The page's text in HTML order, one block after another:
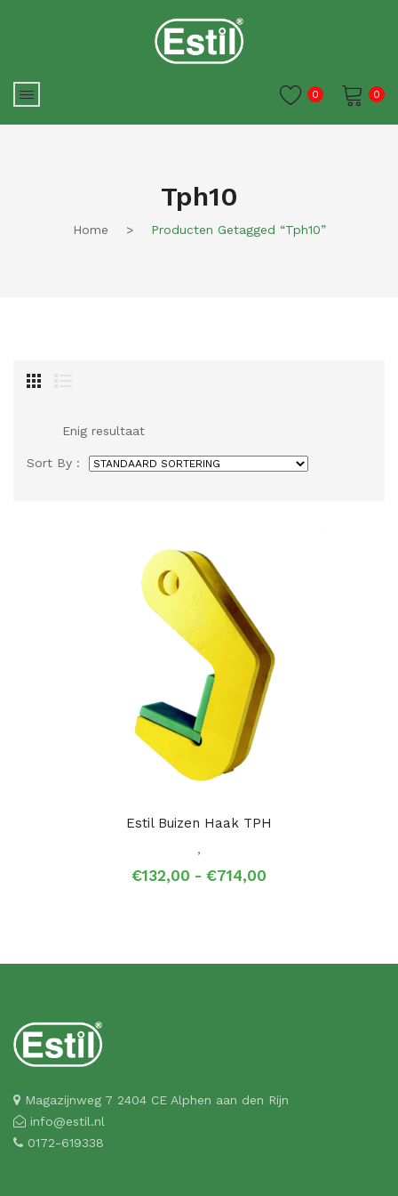
0
0
Tph10
Home > Producten Getagged “tph10”
Enig resultaat
Sort By :
Estil Buizen Haak TPH
,
€132,00 - €714,00
Magazijnweg 7 2404 CE Alphen aan den Rijn
info@estil.nl
0172-619338